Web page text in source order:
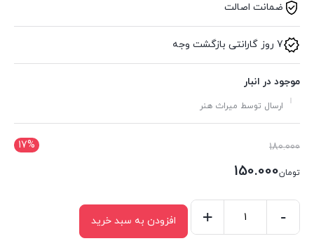
ضمانت اصالت
7 روز گارانتی بازگشت وجه
موجود در انبار
ارسال توسط میراث هنر
17% 180.000قیمت
اصلی:
تومان150.000
فعلی:
تومان150.000.
-
+ افزودن به سبد خرید